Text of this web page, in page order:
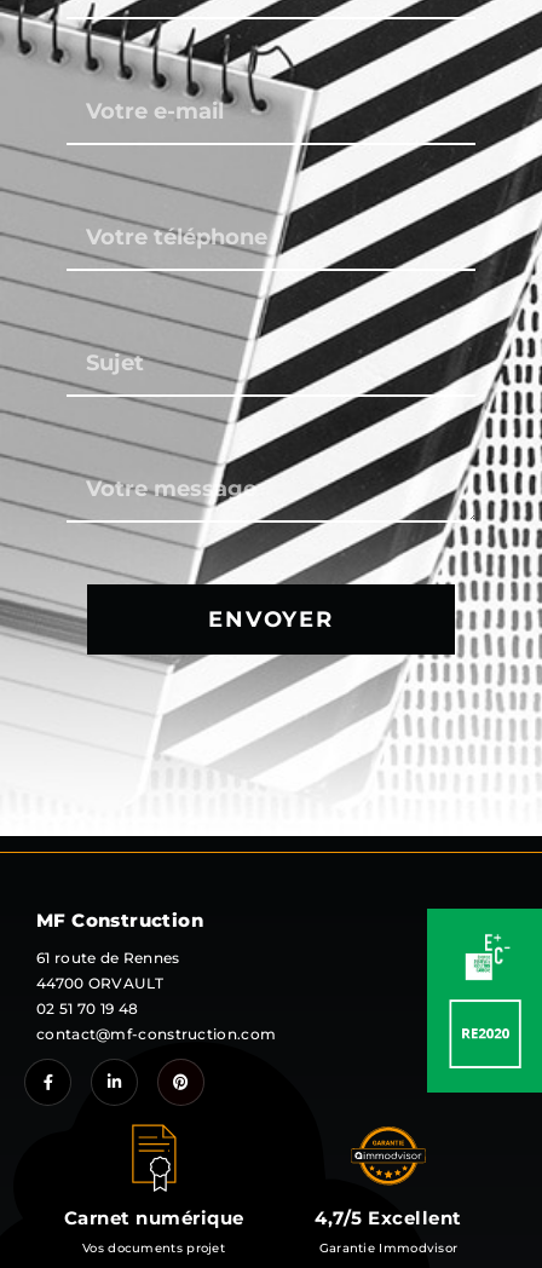
ENVOYER
MF Construction
61 route de Rennes
44700 ORVAULT
02 51 70 19 48
contact@mf-construction.com
Carnet numérique
Vos documents projet
4,7/5 Excellent
Garantie Immodvisor